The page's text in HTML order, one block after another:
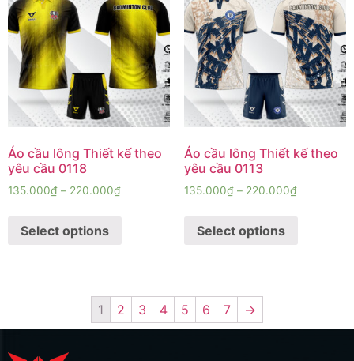
Áo cầu lông Thiết kế theo
yêu cầu 0118
135.000₫ – 220.000₫
Select options
Áo cầu lông Thiết kế theo
yêu cầu 0113
135.000₫– 220.000₫
Select options
1 2 3 4 5 6 7 →